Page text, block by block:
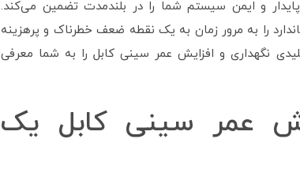
و ایمن سیستم شما را در بلندمدت تضمین می‌کند.
را به مرور زمان به یک نقطه ضعف خطرناک و پرهزینه
نگهداری و افزایش عمر سینی کابل را به شما معرفی
عمر سینی کابل یک